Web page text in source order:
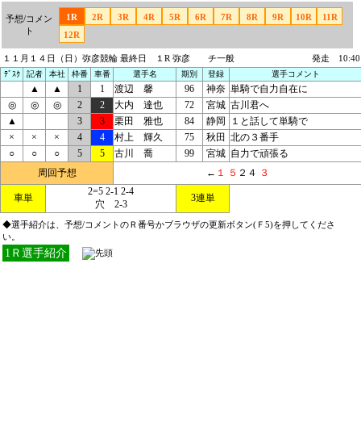
予想/コメン
ト
1R 2R 3R 4R 5R 6R 7R 8R 9R 10R
11R
12R
１１月１４日（日）弥彦競輪 最終日 １R 弥彦 チ一般 発走 10:40
ﾃﾞｽｸ 記者 本社 枠番 車番 選手名 期別 登録 選手コメント
▲ ▲ 1 1 渡辺 馨 96 神奈 単騎で自力自在に
◎
◎ ◎ 2 2 大内 達也 72 宮城 古川君へ
▲
3 3 栗田 雅也 84 静岡
１と話して単騎で
×
× × 4 4 村上 輝久 75 秋田 北の３番手
○
○ ○ 5 5 古川 喬 99 宮城 自力で頑張る
周回予想
← １ ５ ２４ ３
車単
2=5 2-1 2-4
穴 2-3
3連単
◆選手紹介は、予想/コメントのＲ番号かブラウザの更新ボタン(Ｆ5)を押してくださ
い。
1Ｒ選手紹介